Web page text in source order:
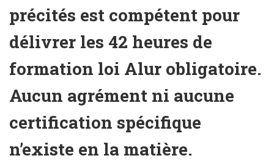
précités est compétent pour
délivrer les 42 heures de
formation loi Alur obligatoire.
Aucun agrément ni aucune
certification spécifique
n’existe en la matière.